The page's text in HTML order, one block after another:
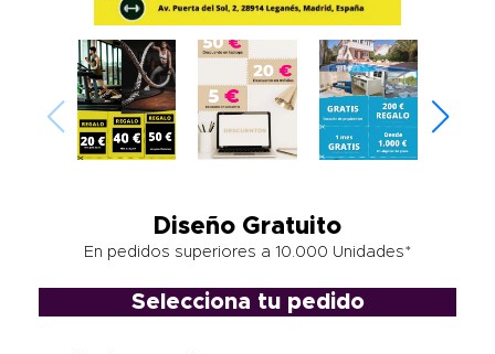
Diseño Gratuito
En pedidos superiores a 10.000 Unidades*
Selecciona tu pedido